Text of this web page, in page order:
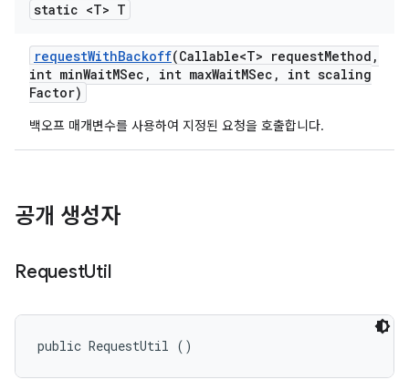
static <T> T
requestWithBackoff(Callable<T> requestMethod ,
int minWaitMSec , int maxWaitMSec ,
int scaling
Factor)
백오프 매개변수를 사용하여 지정된 요청을 호출합니다.
공개 생성자
RequestUtil
public RequestUtil ()